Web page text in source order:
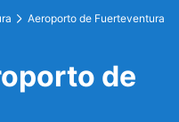
Aeroporto de Fuerteventura
de